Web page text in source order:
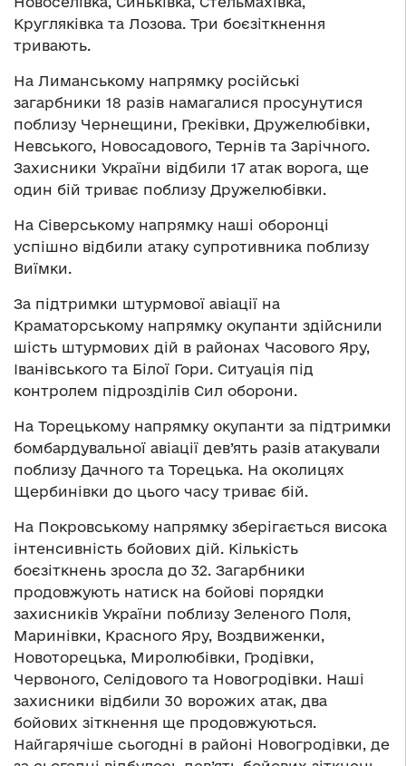
Кругляківка та Лозова. Три боєзіткнення
тривають.
На Лиманському напрямку російські
загарбники 18 разів намагалися просунутися
поблизу Чернещини, Греківки, Дружелюбівки,
Невського, Новосадового, Тернів та Зарічного.
Захисники України відбили 17 атак ворога, ще
один бій триває поблизу Дружелюбівки.
На Сіверському напрямку наші оборонці
успішно відбили атаку супротивника поблизу
Виїмки.
За підтримки штурмової авіації на
Краматорському напрямку окупанти здійснили
шість штурмових дій в районах Часового Яру,
Іванівського та Білої Гори. Ситуація під
контролем підрозділів Сил оборони.
На Торецькому напрямку окупанти за підтримки
бомбардувальної авіації дев’ять разів атакували
поблизу Дачного та Торецька. На околицях
Щербинівки до цього часу триває бій.
На Покровському напрямку зберігається висока
інтенсивність бойових дій. Кількість
боєзіткнень зросла до 32. Загарбники
продовжують натиск на бойові порядки
захисників України поблизу Зеленого Поля,
Маринівки, Красного Яру, Воздвиженки,
Новоторецька, Миролюбівки, Гродівки,
Червоного, Селідового та Новогродівки. Наші
захисники відбили 30 ворожих атак, два
бойових зіткнення ще продовжуються.
Найгарячіше сьогодні в районі Новогродівки, де